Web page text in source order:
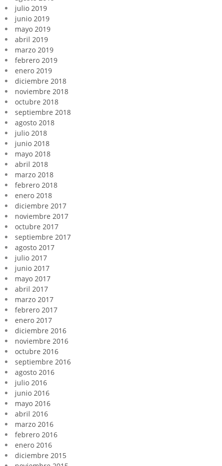
julio 2019
junio 2019
mayo 2019
abril 2019
marzo 2019
febrero 2019
enero 2019
diciembre 2018
noviembre 2018
octubre 2018
septiembre 2018
agosto 2018
julio 2018
junio 2018
mayo 2018
abril 2018
marzo 2018
febrero 2018
enero 2018
diciembre 2017
noviembre 2017
octubre 2017
septiembre 2017
agosto 2017
julio 2017
junio 2017
mayo 2017
abril 2017
marzo 2017
febrero 2017
enero 2017
diciembre 2016
noviembre 2016
octubre 2016
septiembre 2016
agosto 2016
julio 2016
junio 2016
mayo 2016
abril 2016
marzo 2016
febrero 2016
enero 2016
diciembre 2015